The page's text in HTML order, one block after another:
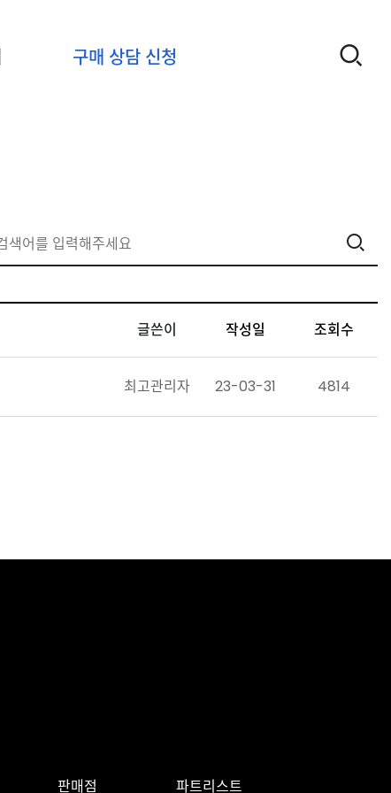
구매 상담 신청
글쓴이 작성일 조회수
최고관리자 23-03-31 4814
판매점 파트리스트